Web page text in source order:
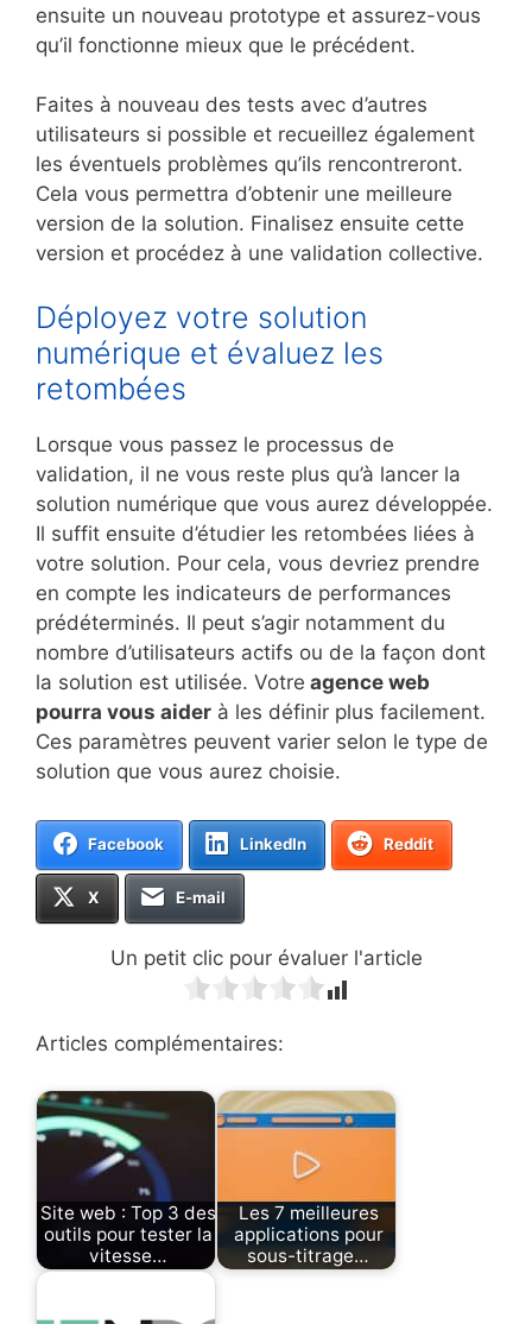
ensuite un nouveau prototype et assurez-vous
qu’il fonctionne mieux que le précédent.
Faites à nouveau des tests avec d’autres
utilisateurs si possible et recueillez également
les éventuels problèmes qu’ils rencontreront.
Cela vous permettra d’obtenir une meilleure
version de la solution. Finalisez ensuite cette
version et procédez à une validation collective.
Déployez votre solution
numérique et évaluez les
retombées
Lorsque vous passez le processus de
validation, il ne vous reste plus qu’à lancer la
solution numérique que vous aurez développée.
Il suffit ensuite d’étudier les retombées liées à
votre solution. Pour cela, vous devriez prendre
en compte les indicateurs de performances
prédéterminés. Il peut s’agir notamment du
nombre d’utilisateurs actifs ou de la façon dont
la solution est utilisée. Votre agence web
pourra vous aider à les définir plus facilement.
Ces paramètres peuvent varier selon le type de
solution que vous aurez choisie.
Facebook LinkedIn Reddit
X E-mail
Un petit clic pour évaluer l'article
Articles complémentaires:
Site web : Top 3 des
outils pour tester la
vitesse…
Les 7 meilleures
applications pour
sous-titrage…